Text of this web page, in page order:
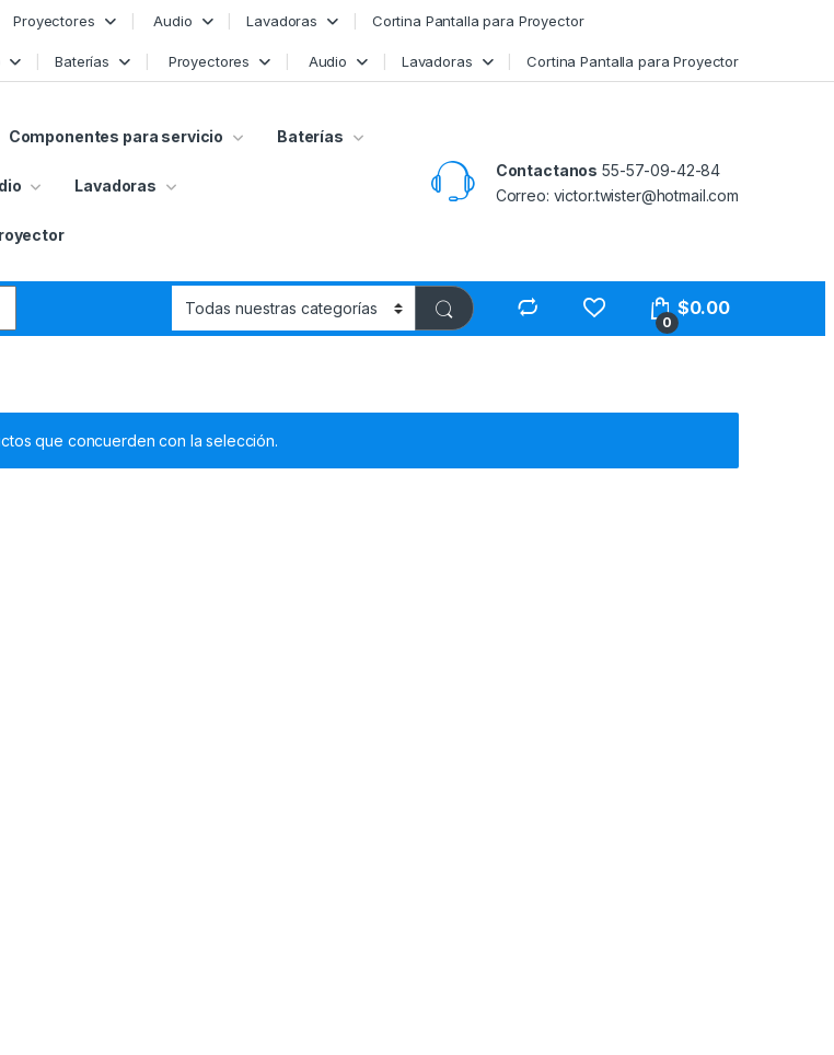
Proyectores Audio Lavadoras Cortina Pantalla para Proyector
Baterías Proyectores Audio Lavadoras Cortina Pantalla para Proyector
Componentes para servicio Baterías
Lavadoras
Contactanos 55-57-09-42-84
Correo: victor.twister@hotmail.com
0
$0.00
que concuerden con la selección.